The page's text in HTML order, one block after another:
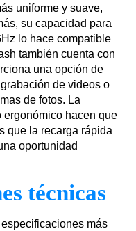
uniforme y suave,
su capacidad para
lo hace compatible
también cuenta con
una opción de
de videos o
de fotos. La
hacen que
que la recarga rápida
oportunidad
técnicas
más